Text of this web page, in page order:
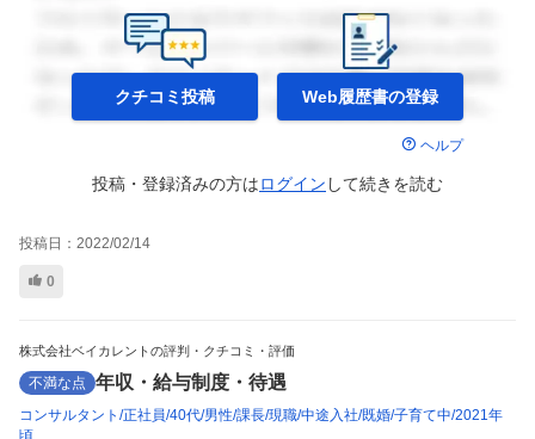
クチコミ投稿 Web履歴書の登録
ヘルプ
投稿・登録済みの方はログイン して続きを読む
投稿日： 2022/02/14
0
株式会社ベイカレントの評判・クチコミ・評価
不満な点 年収・給与制度・待遇
コンサルタント 正社員 40代 男性 課長 現職 中途入社 既婚 子育て中 2021年
頃